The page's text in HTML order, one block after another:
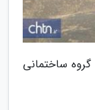
گروه ساختمانی